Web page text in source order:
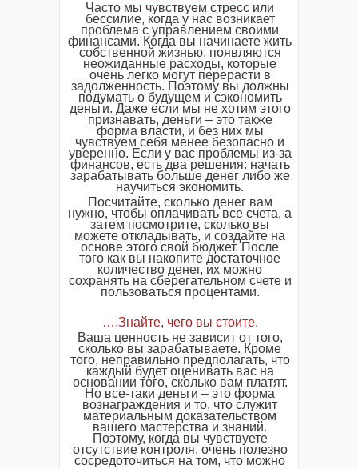
Часто мы чувствуем стресс или
бессилие, когда у нас возникает
проблема с управлением своими
финансами. Когда вы начинаете жить
собственной жизнью, появляются
неожиданные расходы, которые
очень легко могут перерасти в
задолженность. Поэтому вы должны
подумать о будущем и сэкономить
деньги. Даже если мы не хотим этого
признавать, деньги – это также
форма власти, и без них мы
чувствуем себя менее безопасно и
уверенно. Если у вас проблемы из-за
финансов, есть два решения: начать
зарабатывать больше денег либо же
научиться экономить.
Посчитайте, сколько денег вам
нужно, чтобы оплачивать все счета, а
затем посмотрите, сколько вы
можете откладывать, и создайте на
основе этого свой бюджет. После
того как вы накопите достаточное
количество денег, их можно
сохранять на сберегательном счете и
пользоваться процентами.
….Знайте, чего вы стоите.
Ваша ценность не зависит от того,
сколько вы зарабатываете. Кроме
того, неправильно предполагать, что
каждый будет оценивать вас на
основании того, сколько вам платят.
Но все-таки деньги – это форма
вознаграждения и то, что служит
материальным доказательством
вашего мастерства и знаний.
Поэтому, когда вы чувствуете
отсутствие контроля, очень полезно
сосредоточиться на том, что можно